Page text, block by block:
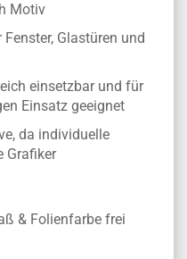
Motiv
Glastüren und
einsetzbar und für
Einsatz geeignet
da individuelle
Grafiker
& Folienfarbe frei